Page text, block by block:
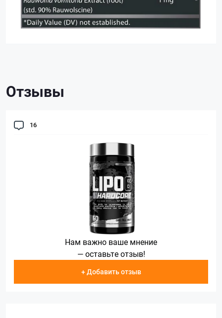
Отзывы
16
Нам важно ваше мнение
— оставьте отзыв!
+ Добавить отзыв